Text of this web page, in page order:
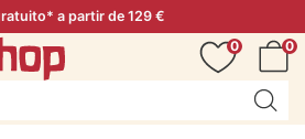
a partir de 129 €
0
0